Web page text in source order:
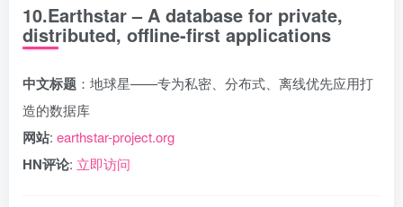
10.Earthstar – A database for private,
distributed, offline-first applications
中文标题 ：地球星——专为私密、分布式、离线优先应用打
造的数据库
网站: earthstar-project.org
HN评论: 立即访问